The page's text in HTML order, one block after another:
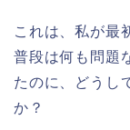
これは、私が最
普段は何も問題
たのに、どうし
か？